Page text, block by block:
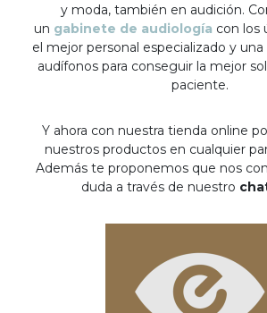
y moda, también en audición.
un gabinete de audiología con los
el mejor personal especializado y
audífonos para conseguir la mejor
paciente.
Y ahora con nuestra tienda online
nuestros productos en cualquier
Además te proponemos que nos
duda a través de nuestro